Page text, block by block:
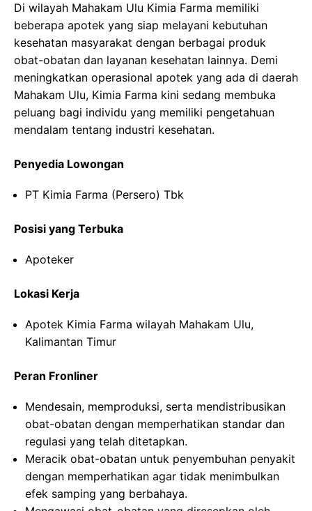
Di wilayah Mahakam Ulu Kimia Farma memiliki
beberapa apotek yang siap melayani kebutuhan
kesehatan masyarakat dengan berbagai produk
obat-obatan dan layanan kesehatan lainnya. Demi
meningkatkan operasional apotek yang ada di daerah
Mahakam Ulu, Kimia Farma kini sedang membuka
peluang bagi individu yang memiliki pengetahuan
mendalam tentang industri kesehatan.
Penyedia Lowongan
PT Kimia Farma (Persero) Tbk
Posisi yang Terbuka
Apoteker
Lokasi Kerja
Apotek Kimia Farma wilayah Mahakam Ulu,
Kalimantan Timur
Peran Fronliner
Mendesain, memproduksi, serta mendistribusikan
obat-obatan dengan memperhatikan standar dan
regulasi yang telah ditetapkan.
Meracik obat-obatan untuk penyembuhan penyakit
dengan memperhatikan agar tidak menimbulkan
efek samping yang berbahaya.